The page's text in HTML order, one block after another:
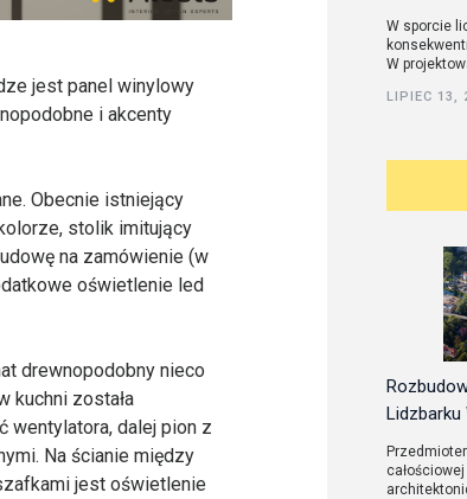
jest panel winylowy
i akcenty
Obecnie istniejący
stolik imitujący
na zamówienie (w
oświetlenie led
drewnopodobny nieco
kuchni została
wentylatora, dalej pion z
Na ścianie między
jest oświetlenie
W sporcie
W
LIPIEC 13,
Lidzbarku